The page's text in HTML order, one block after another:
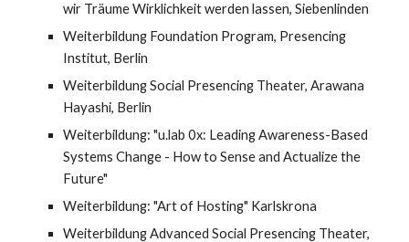
wir Träume Wirklichkeit werden lassen, Siebenlinden
Weiterbildung Foundation Program, Presencing
Institut, Berlin
Weiterbildung Social Presencing Theater, Arawana
Hayashi, Berlin
Weiterbildung: "u.lab 0x: Leading Awareness-Based
Systems Change - How to Sense and Actualize the
Future"
Weiterbildung: "Art of Hosting" Karlskrona
Weiterbildung Advanced Social Presencing Theater,